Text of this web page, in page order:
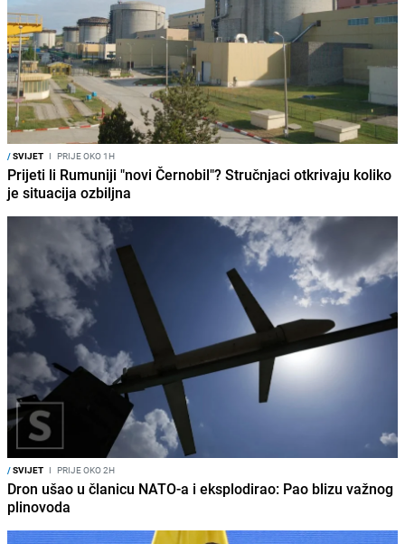
/SVIJET I PRIJE OKO 1H
Prijeti li Rumuniji "novi Černobil"? Stručnjaci otkrivaju koliko
je situacija ozbiljna
/SVIJET I PRIJE OKO 2H
Dron ušao u članicu NATO-a i eksplodirao: Pao blizu važnog
plinovoda